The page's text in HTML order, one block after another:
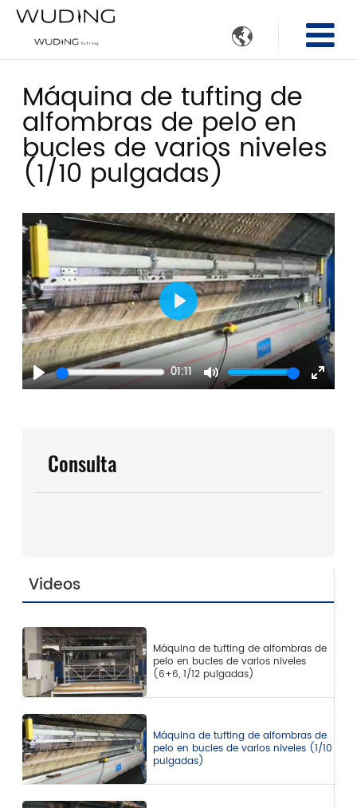

Máquina de tufting de
alfombras de pelo en
bucles de varios niveles
(1/10 pulgadas)
Play
01:11
Mute
Enter
Play
Consulta
Videos
Máquina de tufting de alfombras de
pelo en bucles de varios niveles
(6+6, 1/12 pulgadas)
Máquina de tufting de alfombras de
pelo en bucles de varios niveles (1/10
pulgadas)